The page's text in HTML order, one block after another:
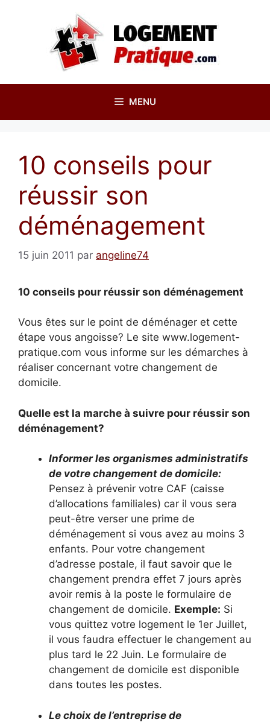
MENU
10 conseils pour
réussir son
déménagement
15 juin 2011 par angeline74
10 conseils pour réussir son déménagement
Vous êtes sur le point de déménager et cette
étape vous angoisse? Le site www.logement-
pratique.com vous informe sur les démarches à
réaliser concernant votre changement de
domicile.
Quelle est la marche à suivre pour réussir son
déménagement?
Informer les organismes administratifs
de votre changement de domicile:
Pensez à prévenir votre CAF (caisse
d’allocations familiales) car il vous sera
peut-être verser une prime de
déménagement si vous avez au moins 3
enfants. Pour votre changement
d’adresse postale, il faut savoir que le
changement prendra effet 7 jours après
avoir remis à la poste le formulaire de
changement de domicile. Exemple: Si
vous quittez votre logement le 1er Juillet,
il vous faudra effectuer le changement au
plus tard le 22 Juin. Le formulaire de
changement de domicile est disponible
dans toutes les postes.
Le choix de l’entreprise de